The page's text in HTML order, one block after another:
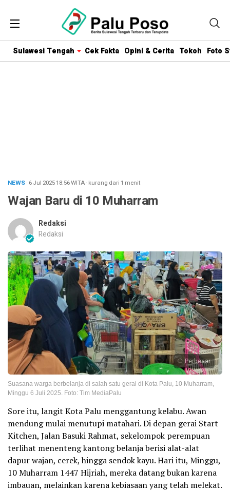
Sulawesi Tengah Cek Fakta Opini & Cerita Tokoh Foto
NEWS· 6 Jul 202518:56WITA· kurang dari 1 menit
Wajan Baru di 10 Muharram
Redaksi
Redaksi
Perbesar
Suasana warga berbelanja di salah satu gerai di Kota Palu, 10 Muharram,
Minggu 6 Juli 2025. Foto: Tim MediaPalu
Sore itu, langit Kota Palu menggantung kelabu. Awan
mendung mulai menutupi matahari. Di depan gerai Start
Kitchen, Jalan Basuki Rahmat, sekelompok perempuan
terlihat menenteng kantong belanja berisi alat-alat
dapur wajan, cerek, hingga sendok kayu. Hari itu, Minggu,
10 Muharram 1447 Hijriah, mereka datang bukan karena
imbauan, melainkan karena kebiasaan yang telah melekat.